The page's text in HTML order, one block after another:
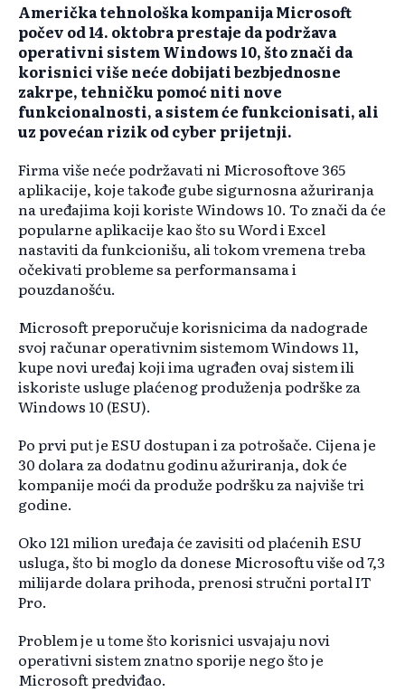
Američka tehnološka kompanija Microsoft
počev od 14. oktobra prestaje da podržava
operativni sistem Windows 10, što znači da
korisnici više neće dobijati bezbjednosne
zakrpe, tehničku pomoć niti nove
funkcionalnosti, a sistem će funkcionisati, ali
uz povećan rizik od cyber prijetnji.
Firma više neće podržavati ni Microsoftove 365
aplikacije, koje takođe gube sigurnosna ažuriranja
na uređajima koji koriste Windows 10. To znači da će
popularne aplikacije kao što su Word i Excel
nastaviti da funkcionišu, ali tokom vremena treba
očekivati probleme sa performansama i
pouzdanošću.
Microsoft preporučuje korisnicima da nadograde
svoj računar operativnim sistemom Windows 11,
kupe novi uređaj koji ima ugrađen ovaj sistem ili
iskoriste usluge plaćenog produženja podrške za
Windows 10 (ESU).
Po prvi put je ESU dostupan i za potrošače. Cijena je
30 dolara za dodatnu godinu ažuriranja, dok će
kompanije moći da produže podršku za najviše tri
godine.
Oko 121 milion uređaja će zavisiti od plaćenih ESU
usluga, što bi moglo da donese Microsoftu više od 7,3
milijarde dolara prihoda, prenosi stručni portal IT
Pro.
Problem je u tome što korisnici usvajaju novi
operativni sistem znatno sporije nego što je
Microsoft predviđao.